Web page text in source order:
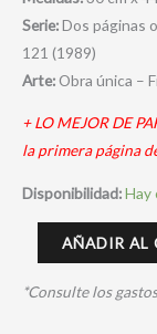
Serie:Dos páginas
121 (1989)
Arte: Obra única –
+ LO MEJOR DE
la primera página
Disponibilidad:Hay
AÑADIR AL
*Consulte los